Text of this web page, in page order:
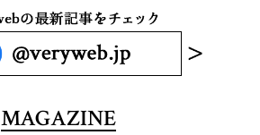
MAGAZINE